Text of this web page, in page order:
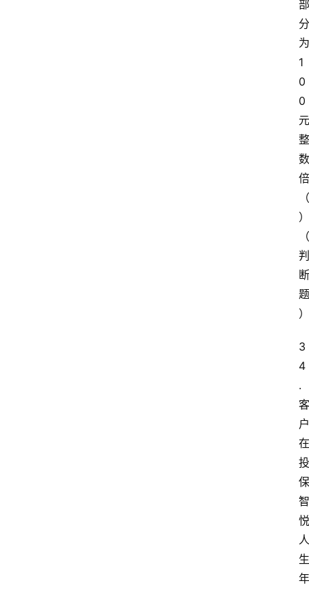
部
分
为
1
0
0
元
整
数
倍
（
）
（
判
断
题
）
3
4
.
客
户
在
投
保
智
悦
人
生
年